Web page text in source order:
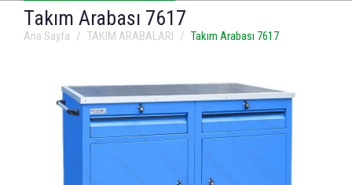
Takım Arabası 7617
Ana Sayfa TAKIM ARABALARI Takım Arabası 7617